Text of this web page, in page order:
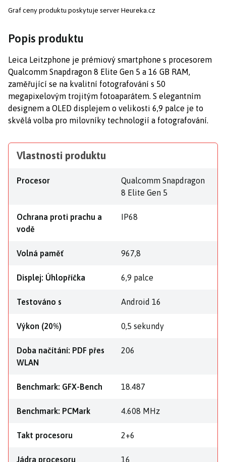
Graf ceny produktu poskytuje server Heureka.cz
Popis produktu
Leica Leitzphone je prémiový smartphone s procesorem
Qualcomm Snapdragon 8 Elite Gen 5 a 16 GB RAM,
zaměřující se na kvalitní fotografování s 50
megapixelovým trojitým fotoaparátem. S elegantním
designem a OLED displejem o velikosti 6,9 palce je to
skvělá volba pro milovníky technologií a fotografování.
Vlastnosti produktu
Procesor
Qualcomm Snapdragon
8 Elite Gen 5
Ochrana proti prachu a
vodě
IP68
Volná paměť 967,8
Displej: Úhlopříčka 6,9 palce
Testováno s Android 16
Výkon (20%) 0,5 sekundy
Doba načítání: PDF přes
WLAN
206
Benchmark: GFX-Bench 18.487
Benchmark: PCMark 4.608 MHz
Takt procesoru 2+6
Jádra procesoru 16